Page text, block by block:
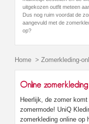
uitgekozen outfit meteen
Dus nog ruim voordat de
aangevuld met de
op?
Home > Zomerkleding-
Online
Heerlijk, de zomer
zomermode! UniQ
zomerkleding online op